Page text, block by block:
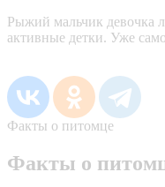
Рыжий мальчик девочка
активные детки. Уже
Факты о питомце
Факты о